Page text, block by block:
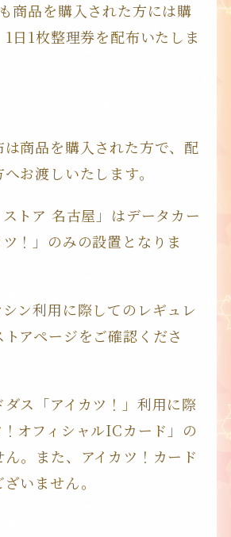
商品を購入された方には購
1日1枚整理券を配布いたしま
商品を購入された方で、配
お渡しいたします。
トア 名古屋」はデータカー
！」のみの設置となりま
ン利用に際してのレギュレ
アページをご確認くださ
ス「アイカツ！」利用に際
！オフィシャルICカード」の
。また、アイカツ！カード
いません。